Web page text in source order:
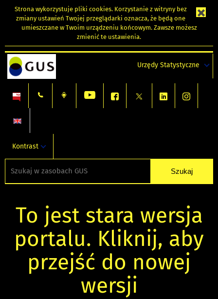
Strona wykorzystuje pliki cookies. Korzystanie z witryny bez
zmiany ustawień Twojej przeglądarki oznacza, że będą one
umieszczane w Twoim urządzeniu końcowym. Zawsze możesz
zmienić te ustawienia.
Urzędy Statystyczne
Kontrast
To jest stara wersja
portalu. Kliknij, aby
przejść do nowej
wersji